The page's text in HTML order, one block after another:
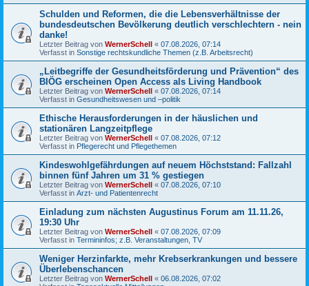
Schulden und Reformen, die die Lebensverhältnisse der
bundesdeutschen Bevölkerung deutlich verschlechtern - nein
danke!
Letzter Beitrag von WernerSchell « 07.08.2026, 07:14
Verfasst in Sonstige rechtskundliche Themen (z.B. Arbeitsrecht)
„Leitbegriffe der Gesundheitsförderung und Prävention“ des
BIÖG erscheinen Open Access als Living Handbook
Letzter Beitrag von WernerSchell « 07.08.2026, 07:14
Verfasst in Gesundheitswesen und –politik
Ethische Herausforderungen in der häuslichen und
stationären Langzeitpflege
Letzter Beitrag von WernerSchell « 07.08.2026, 07:12
Verfasst in Pflegerecht und Pflegethemen
Kindeswohlgefährdungen auf neuem Höchststand: Fallzahl
binnen fünf Jahren um 31 % gestiegen
Letzter Beitrag von WernerSchell « 07.08.2026, 07:10
Verfasst in Arzt- und Patientenrecht
Einladung zum nächsten Augustinus Forum am 11.11.26,
19:30 Uhr
Letzter Beitrag von WernerSchell « 07.08.2026, 07:09
Verfasst in Termininfos; z.B. Veranstaltungen, TV
Weniger Herzinfarkte, mehr Krebserkrankungen und bessere
Überlebenschancen
Letzter Beitrag von WernerSchell « 06.08.2026, 07:02